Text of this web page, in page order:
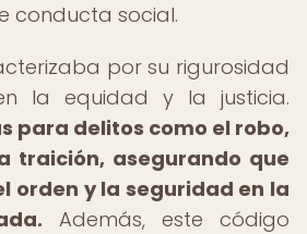
conducta social.
por su rigurosidad
la equidad y la justicia.
para delitos como el robo,
traición, asegurando que
orden y la seguridad en la
Además, este código